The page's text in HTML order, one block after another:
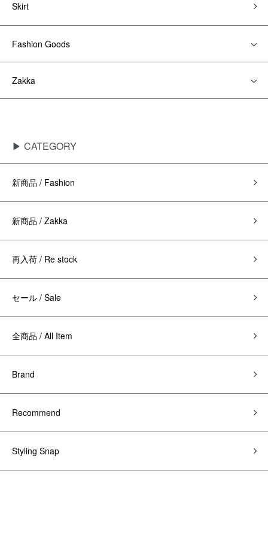
Skirt
Fashion Goods
Zakka
▶ CATEGORY
新商品 / Fashion
新商品 / Zakka
再入荷 / Re stock
セール / Sale
全商品 / All Item
Brand
Recommend
Styling Snap